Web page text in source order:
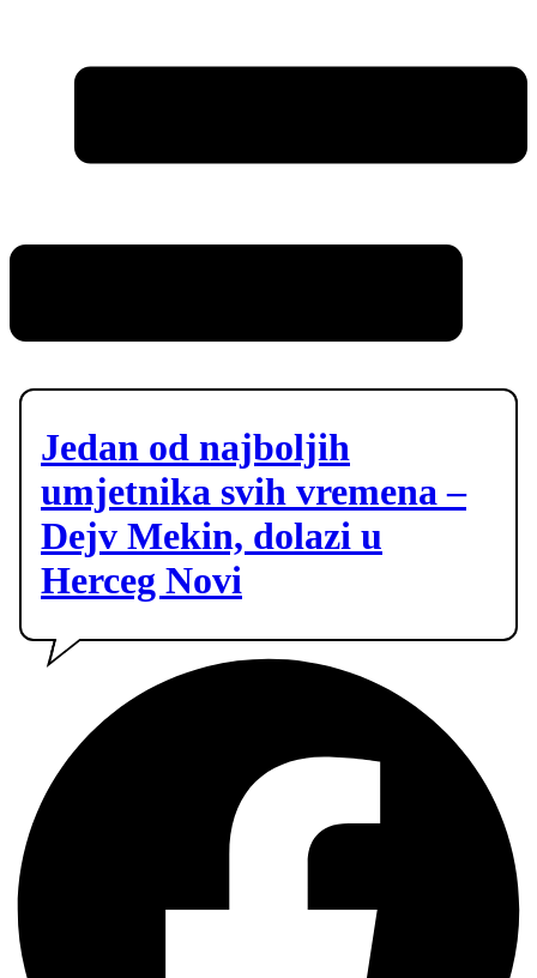
Jedan od najboljih
umjetnika svih vremena –
Dejv Mekin, dolazi u
Herceg Novi